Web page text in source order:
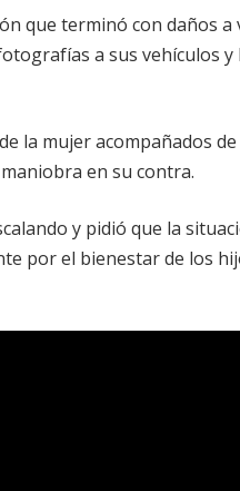
que terminó con daños
a sus vehículos
la mujer acompañados
en su contra.
y pidió que la
por el bienestar de los